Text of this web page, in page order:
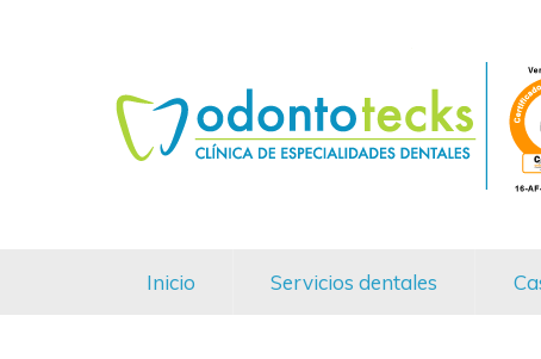
Inicio Servicios dentales